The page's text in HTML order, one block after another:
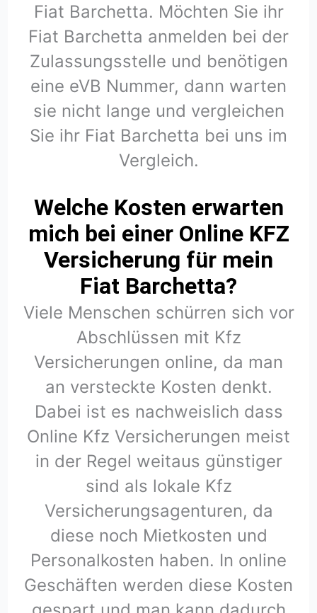
Fiat Barchetta. Möchten Sie ihr
Fiat Barchetta anmelden bei der
Zulassungsstelle und benötigen
eine eVB Nummer, dann warten
sie nicht lange und vergleichen
Sie ihr Fiat Barchetta bei uns im
Vergleich.
Welche Kosten erwarten
mich bei einer Online KFZ
Versicherung für mein
Fiat Barchetta?
Viele Menschen schürren sich vor
Abschlüssen mit Kfz
Versicherungen online, da man
an versteckte Kosten denkt.
Dabei ist es nachweislich dass
Online Kfz Versicherungen meist
in der Regel weitaus günstiger
sind als lokale Kfz
Versicherungsagenturen, da
diese noch Mietkosten und
Personalkosten haben. In online
Geschäften werden diese Kosten